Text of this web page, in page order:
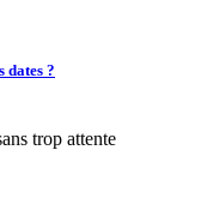
dates ?